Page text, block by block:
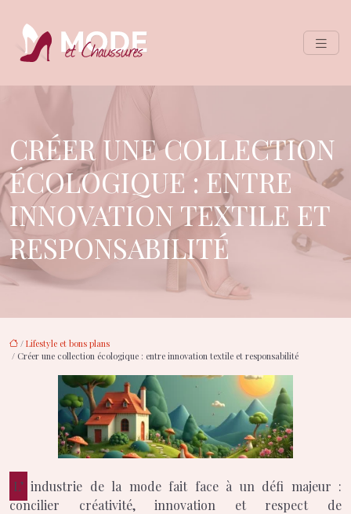
CRÉER UNE COLLECTION
ÉCOLOGIQUE : ENTRE
INNOVATION TEXTILE ET
RESPONSABILITÉ
/ Lifestyle et bons plans
/ Créer une collection écologique : entre innovation textile et responsabilité
L’industrie de la mode fait face à un défi majeur :
concilier créativité, innovation et respect de